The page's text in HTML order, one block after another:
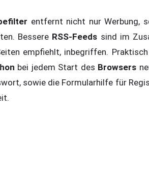
entfernt nicht nur Werbung,
Bessere RSS-Feeds sind im
empfiehlt, inbegriffen.
bei jedem Start des Browsers
sowie die Formularhilfe für